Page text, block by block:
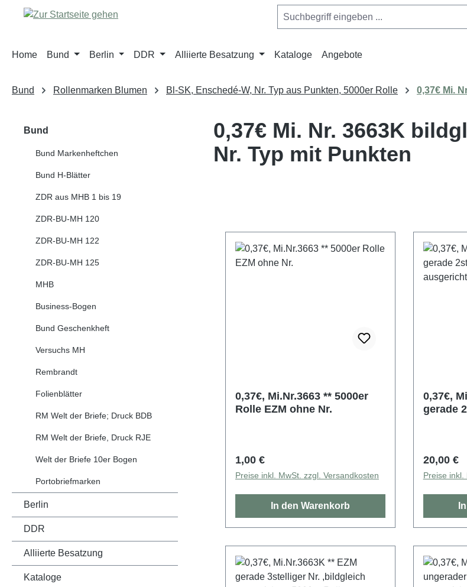
Hauptinhalt springen
Zur Suche springen
Zur Hauptnavigation springen
Home Bund Berlin DDR Alliierte Besatzung Kataloge Angebote
Bund Rollenmarken Blumen Bl-SK, Enschedé-W, Nr. Typ aus Punkten, 5000er Rolle 0,37€ Mi.
Bund
Bund Markenheftchen
Bund H-Blätter
ZDR aus MHB 1 bis 19
ZDR-BU-MH 120
ZDR-BU-MH 122
ZDR-BU-MH 125
MHB
Business-Bogen
Bund Geschenkheft
Versuchs MH
Rembrandt
Folienblätter
RM Welt der Briefe; Druck BDB
RM Welt der Briefe, Druck RJE
Welt der Briefe 10er Bogen
Portobriefmarken
Berlin
DDR
Alliierte Besatzung
Kataloge
0,37€ Mi. Nr. 3663K
Nr. Typ mit Punkten
0,37€, Mi.Nr.3663 ** 5000er
Rolle EZM ohne Nr.
Regulärer Preis:
1,00 €
Preise inkl. MwSt. zzgl. Versandkosten
In den Warenkorb
0,37€,
gerade
20,00 €
Preise inkl.